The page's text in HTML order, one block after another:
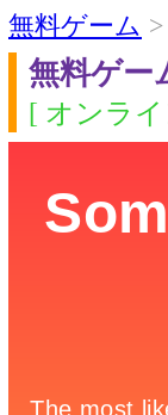
無料ゲーム >
無料ゲー
[ オンラ